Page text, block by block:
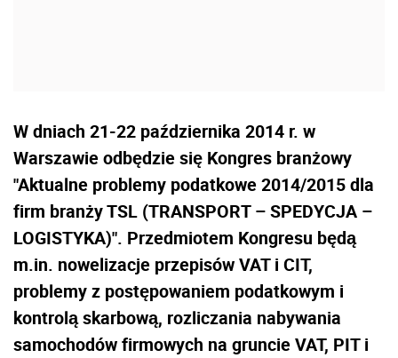
W dniach 21-22 października 2014 r. w
Warszawie odbędzie się Kongres branżowy
"Aktualne problemy podatkowe 2014/2015 dla
firm branży TSL (TRANSPORT – SPEDYCJA –
LOGISTYKA)". Przedmiotem Kongresu będą
m.in. nowelizacje przepisów VAT i CIT,
problemy z postępowaniem podatkowym i
kontrolą skarbową, rozliczania nabywania
samochodów firmowych na gruncie VAT, PIT i